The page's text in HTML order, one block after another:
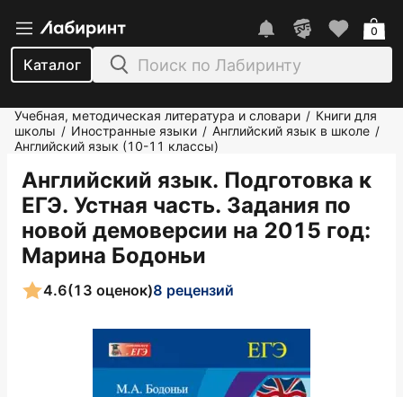
Каталог
0
Учебная, методическая литература и словари / Книги для
школы / Иностранные языки / Английский язык в школе /
Английский язык (10-11 классы)
Английский язык. Подготовка к
ЕГЭ. Устная часть. Задания по
новой демоверсии на 2015 год:
Марина Бодоньи
4.6(13 оценок)8 рецензий